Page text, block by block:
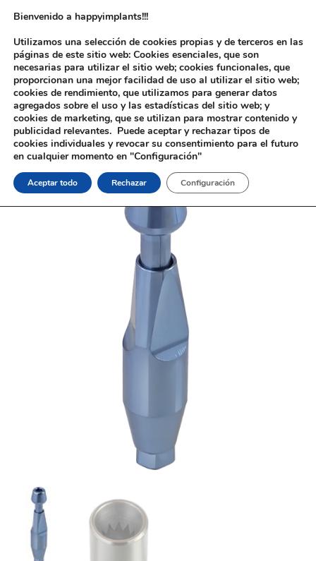
Inicio/Implantología/Aditamentos Analógicos/Astra®
Osseospeed®/ Tránsfer Astra® Osseospeed®
Bienvenido a happyimplants!!!
Utilizamos una selección de cookies propias y de terceros en las
páginas de este sitio web: Cookies esenciales, que son
necesarias para utilizar el sitio web; cookies funcionales, que
proporcionan una mejor facilidad de uso al utilizar el sitio web;
cookies de rendimiento, que utilizamos para generar datos
agregados sobre el uso y las estadísticas del sitio web; y
cookies de marketing, que se utilizan para mostrar contenido y
publicidad relevantes. Puede aceptar y rechazar tipos de
cookies individuales y revocar su consentimiento para el futuro
en cualquier momento en "Configuración"
Aceptar todo Rechazar Configuración